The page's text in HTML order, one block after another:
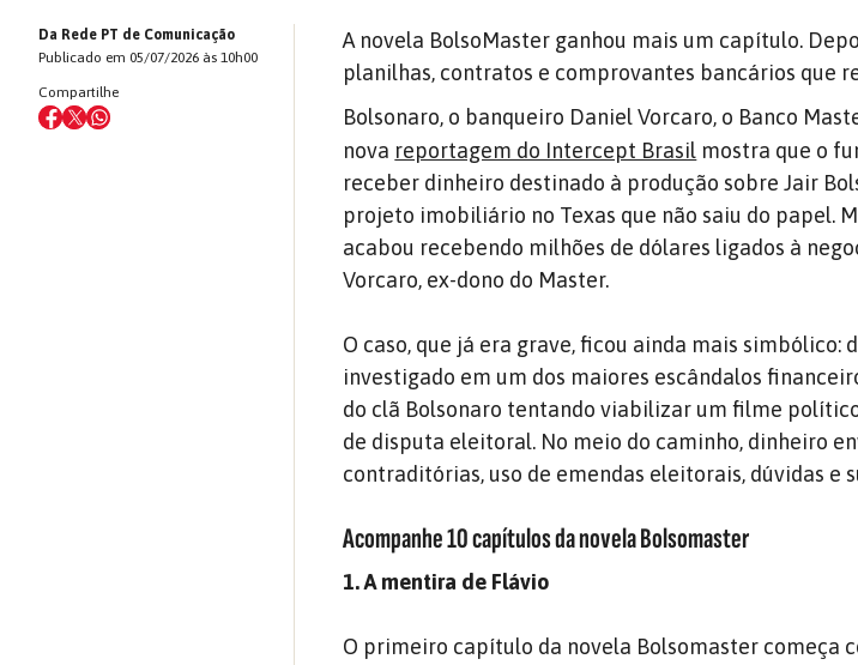
Da Rede PT de Comunicação
Publicado em 05/07/2026 às 10h00
Compartilhe
A novela BolsoMaster ganhou mais um capítulo.
planilhas, contratos e comprovantes bancários que
Bolsonaro, o banqueiro Daniel Vorcaro, o Banco
nova reportagem do Intercept Brasil mostra que o
receber dinheiro destinado à produção sobre Jair
projeto imobiliário no Texas que não saiu do papel.
acabou recebendo milhões de dólares ligados à
Vorcaro, ex-dono do Master.
O caso, que já era grave, ficou ainda mais simbólico:
investigado em um dos maiores escândalos
do clã Bolsonaro tentando viabilizar um filme
de disputa eleitoral. No meio do caminho, dinheiro
contraditórias, uso de emendas eleitorais, dúvidas e
Acompanhe 10 capítulos da novela Bolsomaster
1. A mentira de Flávio
O primeiro capítulo da novela Bolsomaster começa